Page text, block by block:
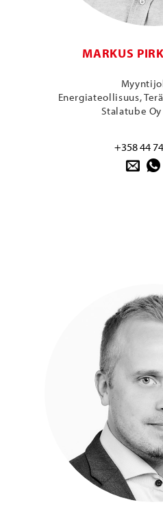
MARKUS
Energiateollisuus,
Stalatube
+358 44